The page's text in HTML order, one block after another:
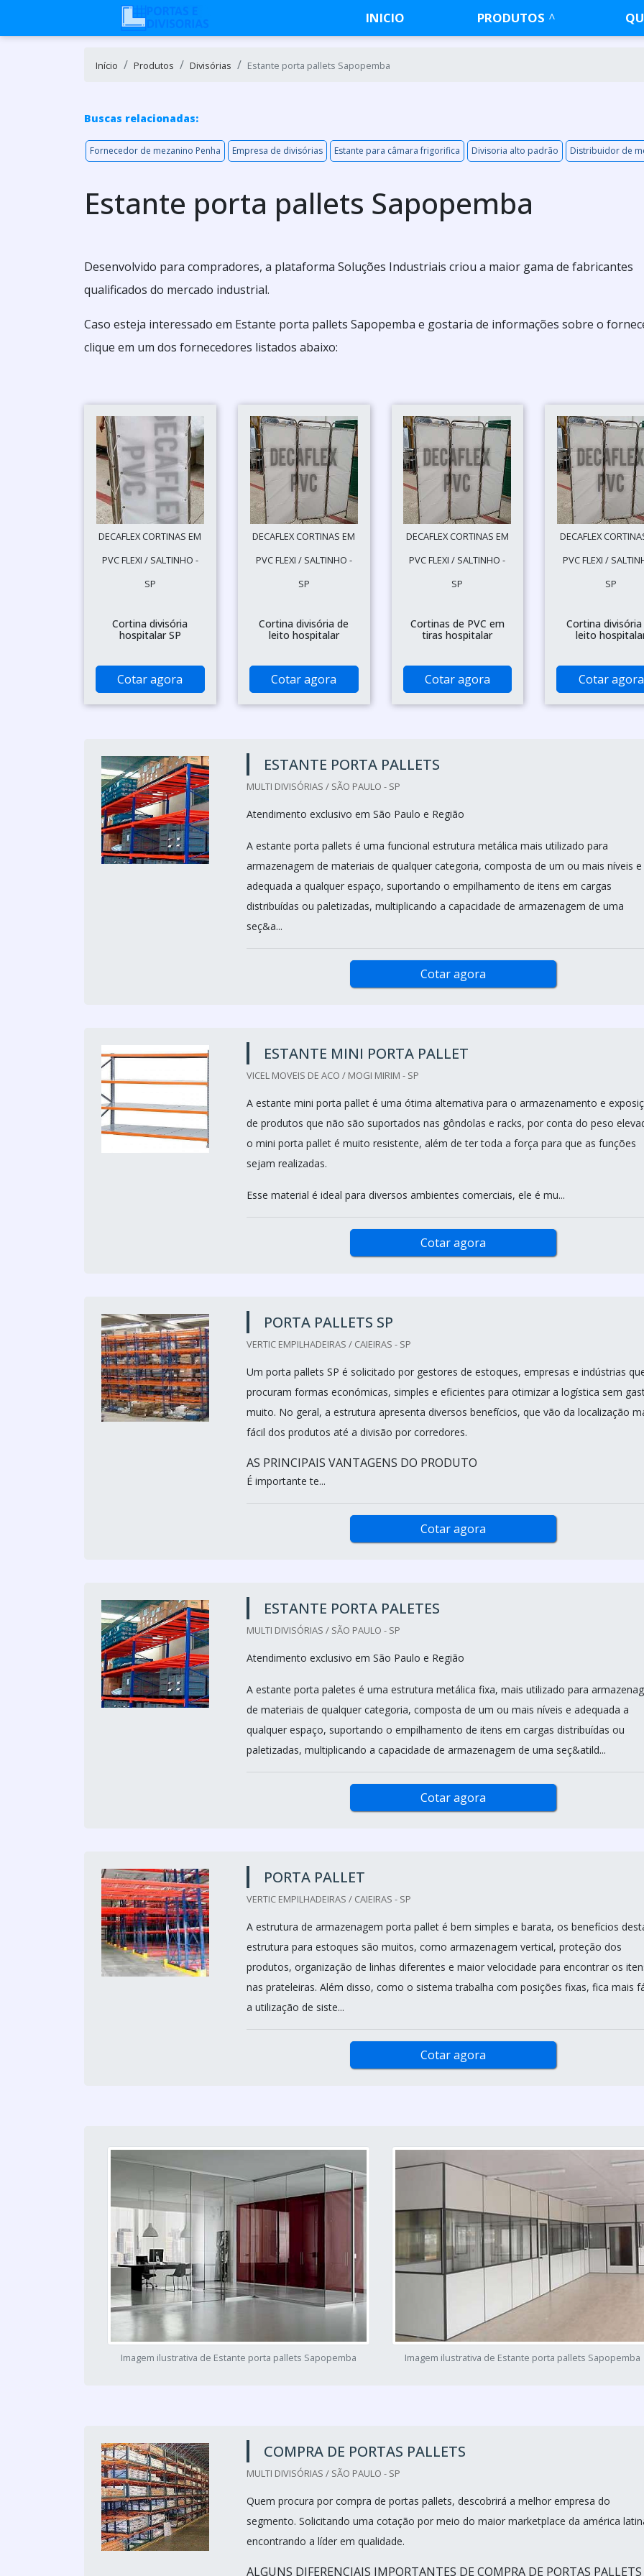
INICIO PRODUTOS
Início Produtos Divisórias Estante porta pallets Sapopemba
Buscas relacionadas:
Fornecedor de mezanino Penha Empresa de divisórias Estante para câmara frigorifica Divisoria alto padrão Distribuidor de
Estante porta pallets Sapopemba
Desenvolvido para compradores, a plataforma Soluções Industriais criou a maior gama de fabricantes
qualificados do mercado industrial.
Caso esteja interessado em Estante porta pallets Sapopemba e gostaria de informações sobre o
clique em um dos fornecedores listados abaixo:
DECAFLEX CORTINAS EM
PVC FLEXI / SALTINHO -
SP
Cortina divisória
hospitalar SP
Cotar agora
DECAFLEX CORTINAS EM
PVC FLEXI / SALTINHO -
SP
Cortina divisória de
leito hospitalar
Cotar agora
DECAFLEX CORTINAS EM
PVC FLEXI / SALTINHO -
SP
Cortinas de PVC em
tiras hospitalar
Cotar agora
DECAFLEX
PVC FLEXI /
SP
Cortina divisória
leito
Cotar agora
ESTANTE PORTA PALLETS
MULTI DIVISÓRIAS / SÃO PAULO - SP
Atendimento exclusivo em São Paulo e Região
A estante porta pallets é uma funcional estrutura metálica mais utilizado para
armazenagem de materiais de qualquer categoria, composta de um ou mais níveis e
adequada a qualquer espaço, suportando o empilhamento de itens em cargas
distribuídas ou paletizadas, multiplicando a capacidade de armazenagem de uma
seç&a...
Cotar agora
ESTANTE MINI PORTA PALLET
VICEL MOVEIS DE ACO / MOGI MIRIM - SP
A estante mini porta pallet é uma ótima alternativa para o armazenamento e
de produtos que não são suportados nas gôndolas e racks, por conta do peso
o mini porta pallet é muito resistente, além de ter toda a força para que as funções
sejam realizadas.
Esse material é ideal para diversos ambientes comerciais, ele é mu...
Cotar agora
PORTA PALLETS SP
VERTIC EMPILHADEIRAS / CAIEIRAS - SP
Um porta pallets SP é solicitado por gestores de estoques, empresas e indústrias
procuram formas económicas, simples e eficientes para otimizar a logística sem
muito. No geral, a estrutura apresenta diversos benefícios, que vão da localização
fácil dos produtos até a divisão por corredores.
AS PRINCIPAIS VANTAGENS DO PRODUTO
É importante te...
Cotar agora
ESTANTE PORTA PALETES
MULTI DIVISÓRIAS / SÃO PAULO - SP
Atendimento exclusivo em São Paulo e Região
A estante porta paletes é uma estrutura metálica fixa, mais utilizado para
de materiais de qualquer categoria, composta de um ou mais níveis e adequada a
qualquer espaço, suportando o empilhamento de itens em cargas distribuídas ou
paletizadas, multiplicando a capacidade de armazenagem de uma seç&atild...
Cotar agora
PORTA PALLET
VERTIC EMPILHADEIRAS / CAIEIRAS - SP
A estrutura de armazenagem porta pallet é bem simples e barata, os benefícios
estrutura para estoques são muitos, como armazenagem vertical, proteção dos
produtos, organização de linhas diferentes e maior velocidade para encontrar os
nas prateleiras. Além disso, como o sistema trabalha com posições fixas, fica mais
a utilização de siste...
Cotar agora
Imagem ilustrativa de Estante porta pallets Sapopemba Imagem ilustrativa de Estante porta pallets Sapopemba
COMPRA DE PORTAS PALLETS
MULTI DIVISÓRIAS / SÃO PAULO - SP
Quem procura por compra de portas pallets, descobrirá a melhor empresa do
segmento. Solicitando uma cotação por meio do maior marketplace da américa
encontrando a líder em qualidade.
ALGUNS DIFERENCIAIS IMPORTANTES DE COMPRA DE PORTAS PALLETS